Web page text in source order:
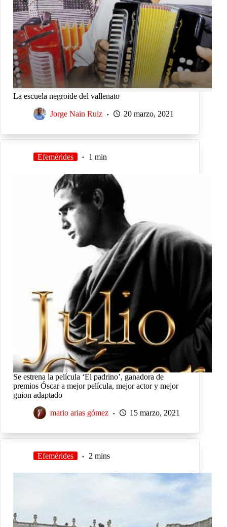
La escuela negroide del vallenato
Jorge Nain Ruiz 20 marzo, 2021
Efemérides 1 min
Se estrena la película ‘El padrino’, ganadora de
premios Óscar a mejor película, mejor actor y mejor
guion adaptado
mario arias gómez 15 marzo, 2021
Efemérides 2 mins